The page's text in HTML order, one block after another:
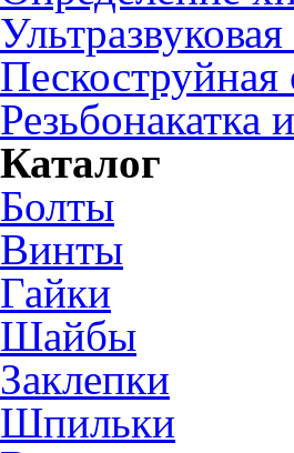
Пескоструйная
Резьбонакатка
Каталог
Болты
Винты
Гайки
Шайбы
Заклепки
Шпильки